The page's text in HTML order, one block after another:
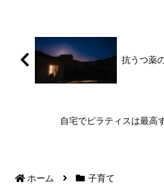
抗うつ薬
自宅でピラティスは最高
ホーム 子育て